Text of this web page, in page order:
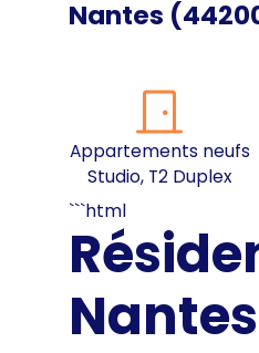
Nantes (
Appartements neufs
Studio, T2 Duplex
```html
Nantes